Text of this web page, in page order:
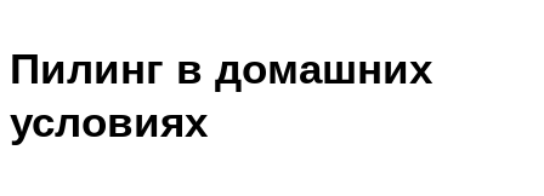
Пилинг в домашних
условиях